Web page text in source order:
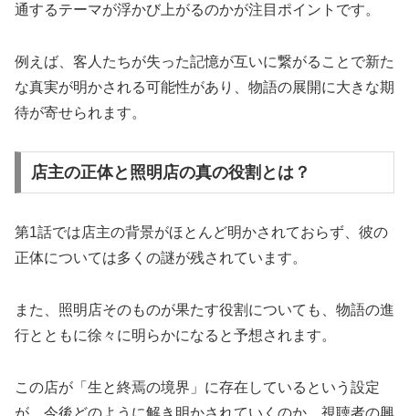
通するテーマが浮かび上がるのかが注目ポイントです。
例えば、客人たちが失った記憶が互いに繋がることで新た
な真実が明かされる可能性があり、物語の展開に大きな期
待が寄せられます。
店主の正体と照明店の真の役割とは？
第1話では店主の背景がほとんど明かされておらず、彼の
正体については多くの謎が残されています。
また、照明店そのものが果たす役割についても、物語の進
行とともに徐々に明らかになると予想されます。
この店が「生と終焉の境界」に存在しているという設定
が、今後どのように解き明かされていくのか、視聴者の興